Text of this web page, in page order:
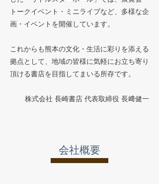
トークイベント・ミニライブなど、多様な企
画・イベントを開催しています。
これからも熊本の文化・生活に彩りを添える
拠点として、地域の皆様に気軽にお立ち寄り
頂ける書店を目指してまいる所存です。
株式会社 長崎書店 代表取締役 長﨑健一
​会社概要